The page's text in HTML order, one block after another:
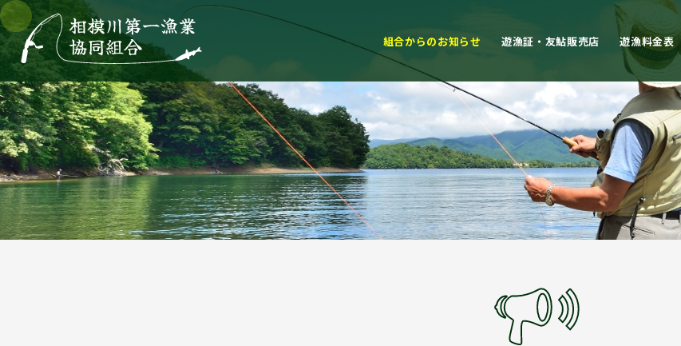
組合からのお知らせ 遊漁証・友鮎販売店 遊漁料金表